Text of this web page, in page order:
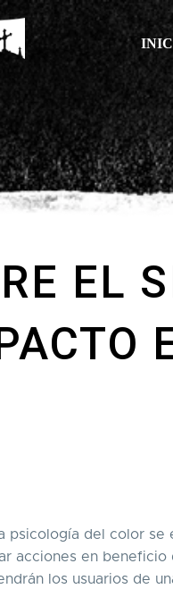
EL
psicología del color
acciones en beneficio
los usuarios de